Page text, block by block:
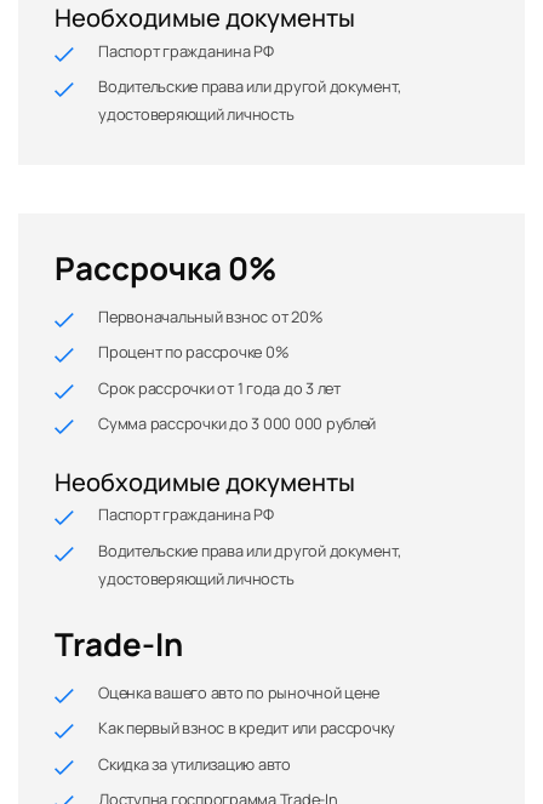
Необходимые документы
Паспорт гражданина РФ
Водительские права или другой документ,
удостоверяющий личность
Рассрочка 0%
Первоначальный взнос от 20%
Процент по рассрочке 0%
Срок рассрочки от 1 года до 3 лет
Сумма рассрочки до 3 000 000 рублей
Необходимые документы
Паспорт гражданина РФ
Водительские права или другой документ,
удостоверяющий личность
Trade-In
Оценка вашего авто по рыночной цене
Как первый взнос в кредит или рассрочку
Скидка за утилизацию авто
Доступна госпрограмма Trade-In